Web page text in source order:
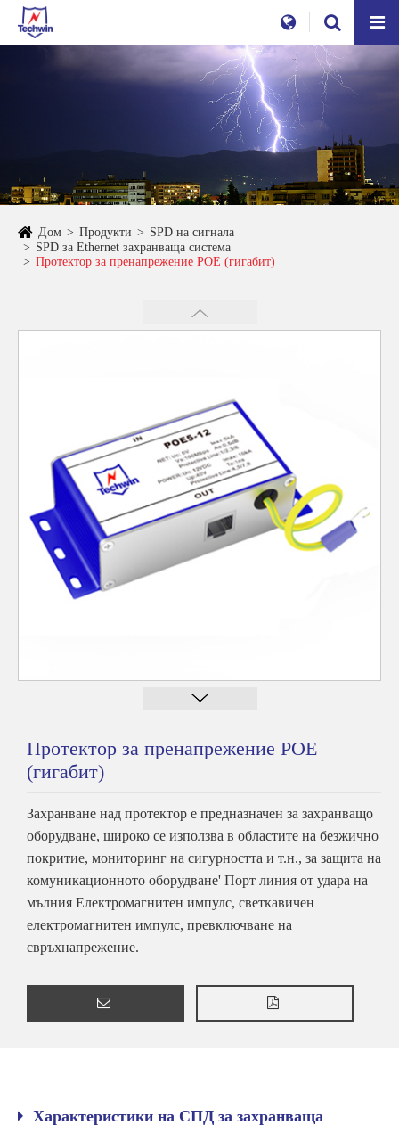
Дом Продукти
SPD на сигнала
SPD за Ethernet захранваща система
Протектор за пренапрежение POE (гигабит)
Протектор за пренапрежение POE
(гигабит)
Захранване над протектор е предназначен за захранващо
оборудване, широко се използва в областите на безжично
покритие, мониторинг на сигурността и т.н., за защита на
комуникационното оборудване' Порт линия от удара на
мълния Електромагнитен импулс, светкавичен
електромагнитен импулс, превключване на
свръхнапрежение.
Характеристики на СПД за захранваща